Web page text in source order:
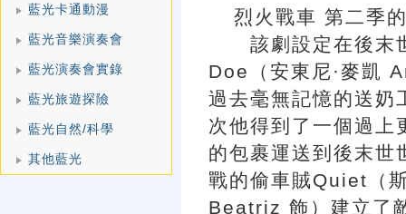
藍光卡通動漫
藍光音樂演奏會
藍光演奏會實錄
藍光旅遊探險
藍光自然/科學
其他藍光
烈火戰車 第二季
該劇設定在後末
Doe（安東尼·麥凱
過去毫無記憶的送奶
次他得到了一個過
的包裹運送到後末世
戰的偷車賊Quiet（
Beatriz 飾）建立了